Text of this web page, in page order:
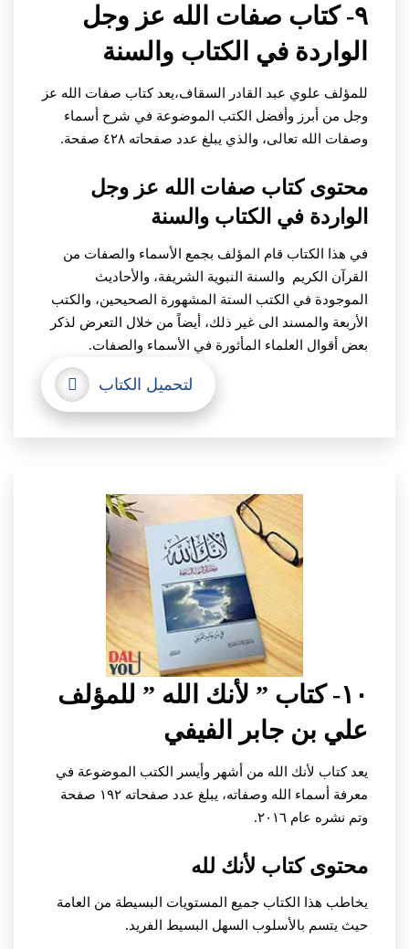
٩- كتاب صفات الله عز وجل
الواردة في الكتاب والسنة
للمؤلف علوي عبد القادر السقاف،يعد كتاب صفات الله عز
وجل من أبرز وأفضل الكتب الموضوعة في شرح أسماء
وصفات الله تعالى، والذي يبلغ عدد صفحاته ٤٢٨ صفحة.
محتوى كتاب صفات الله عز وجل
الواردة في الكتاب والسنة
في هذا الكتاب قام المؤلف بجمع الأسماء والصفات من
القرآن الكريم والسنة النبوية الشريفة، والأحاديث
الموجودة في الكتب الستة المشهورة الصحيحين، والكتب
الأربعة والمسند الى غير ذلك، أيضاً من خلال التعرض لذكر
بعض أقوال العلماء المأثورة في الأسماء والصفات.
لتحميل الكتاب
١٠- كتاب ” لأنك الله ” للمؤلف
علي بن جابر الفيفي
يعد كتاب لأنك الله من أشهر وأيسر الكتب الموضوعة في
معرفة أسماء الله وصفاته، يبلغ عدد صفحاته ١٩٢ صفحة
وتم نشره عام ٢٠١٦.
محتوى كتاب لأنك لله
يخاطب هذا الكتاب جميع المستويات البسيطة من العامة
حيث يتسم بالأسلوب السهل البسيط الفريد.